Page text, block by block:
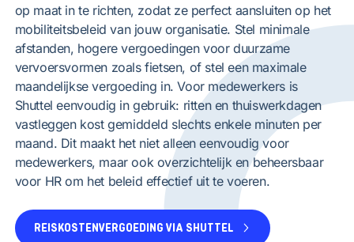
op maat in te richten, zodat ze perfect aansluiten op het
mobiliteitsbeleid van jouw organisatie. Stel minimale
afstanden, hogere vergoedingen voor duurzame
vervoersvormen zoals fietsen, of stel een maximale
maandelijkse vergoeding in. Voor medewerkers is
Shuttel eenvoudig in gebruik: ritten en thuiswerkdagen
vastleggen kost gemiddeld slechts enkele minuten per
maand. Dit maakt het niet alleen eenvoudig voor
medewerkers, maar ook overzichtelijk en beheersbaar
voor HR om het beleid effectief uit te voeren.
REISKOSTENVERGOEDING VIA SHUTTEL